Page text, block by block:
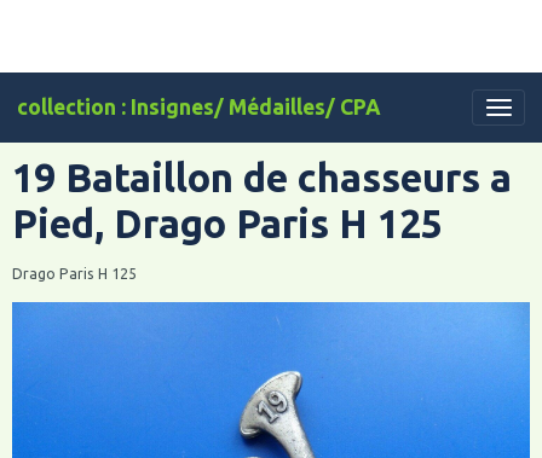
collection : Insignes/ Médailles/ CPA
19 Bataillon de chasseurs a
Pied, Drago Paris H 125
Drago Paris H 125